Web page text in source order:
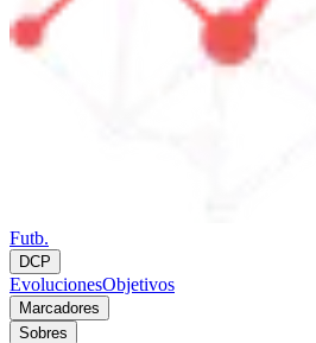
Futb.
DCP
EvolucionesObjetivos
Marcadores
Sobres